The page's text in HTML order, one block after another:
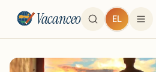
Vacanceo EL